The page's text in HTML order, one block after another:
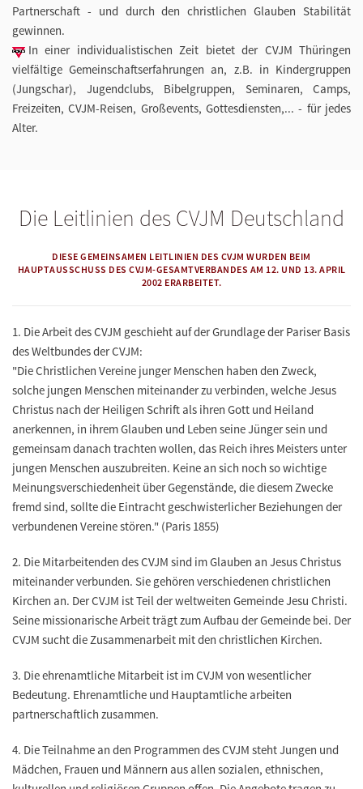
Partnerschaft - und durch den christlichen Glauben Stabilität
gewinnen.
In einer individualistischen Zeit bietet der CVJM Thüringen
vielfältige Gemeinschaftserfahrungen an, z.B. in Kindergruppen
(Jungschar), Jugendclubs, Bibelgruppen, Seminaren, Camps,
Freizeiten, CVJM-Reisen, Großevents, Gottesdiensten,... - für jedes
Alter.
Die Leitlinien des CVJM Deutschland
DIESE GEMEINSAMEN LEITLINIEN DES CVJM WURDEN BEIM
HAUPTAUSSCHUSS DES CVJM-GESAMTVERBANDES AM 12. UND 13. APRIL
2002 ERARBEITET.
1. Die Arbeit des CVJM geschieht auf der Grundlage der Pariser Basis
des Weltbundes der CVJM:
"Die Christlichen Vereine junger Menschen haben den Zweck,
solche jungen Menschen miteinander zu verbinden, welche Jesus
Christus nach der Heiligen Schrift als ihren Gott und Heiland
anerkennen, in ihrem Glauben und Leben seine Jünger sein und
gemeinsam danach trachten wollen, das Reich ihres Meisters unter
jungen Menschen auszubreiten. Keine an sich noch so wichtige
Meinungsverschiedenheit über Gegenstände, die diesem Zwecke
fremd sind, sollte die Eintracht geschwisterlicher Beziehungen der
verbundenen Vereine stören." (Paris 1855)
2. Die Mitarbeitenden des CVJM sind im Glauben an Jesus Christus
miteinander verbunden. Sie gehören verschiedenen christlichen
Kirchen an. Der CVJM ist Teil der weltweiten Gemeinde Jesu Christi.
Seine missionarische Arbeit trägt zum Aufbau der Gemeinde bei. Der
CVJM sucht die Zusammenarbeit mit den christlichen Kirchen.
3. Die ehrenamtliche Mitarbeit ist im CVJM von wesentlicher
Bedeutung. Ehrenamtliche und Hauptamtliche arbeiten
partnerschaftlich zusammen.
4. Die Teilnahme an den Programmen des CVJM steht Jungen und
Mädchen, Frauen und Männern aus allen sozialen, ethnischen,